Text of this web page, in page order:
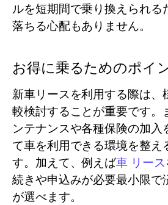
ルを短期間で乗り換えられる
落ちる心配もありません。
お得に乗るためのポイ
新車リースを利用する際は、
較検討することが重要です。
ンテナンスや各種保険の加入
て車を利用できる環境を整え
す。加えて、例えば車 リース
続きや申込みが必要最小限で
が選べます。